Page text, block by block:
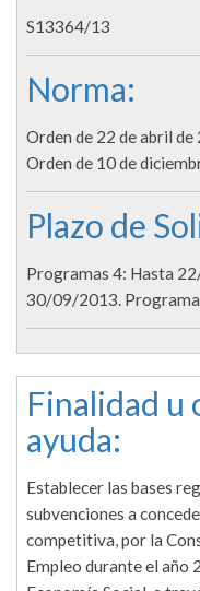
S13364/13
Norma:
Orden de 22 de abril
Orden de 10 de
Plazo de
Programas 4: Hasta
30/09/2013.
Finalidad u
ayuda:
Establecer las bases
subvenciones a
competitiva, por la
Empleo durante el año